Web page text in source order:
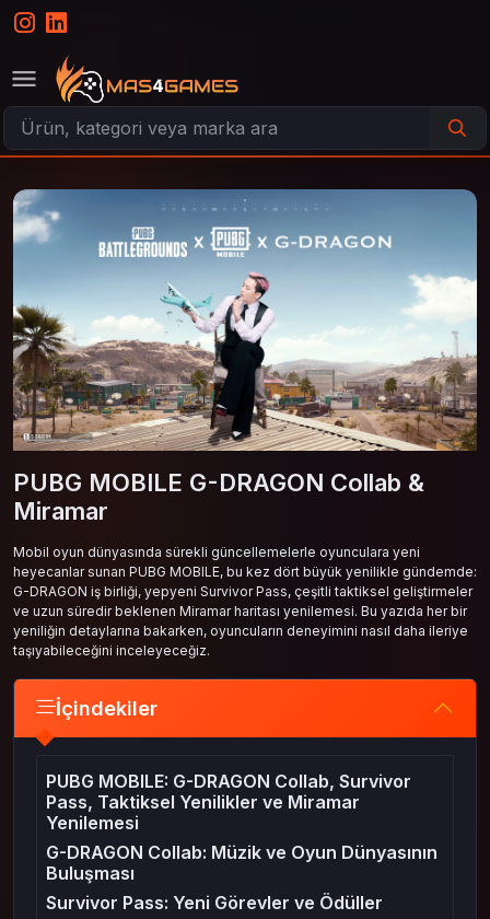
PUBG MOBILE G-DRAGON Collab &
Miramar
Mobil oyun dünyasında sürekli güncellemelerle oyunculara yeni
heyecanlar sunan PUBG MOBILE, bu kez dört büyük yenilikle gündemde:
G-DRAGON iş birliği, yepyeni Survivor Pass, çeşitli taktiksel geliştirmeler
ve uzun süredir beklenen Miramar haritası yenilemesi. Bu yazıda her bir
yeniliğin detaylarına bakarken, oyuncuların deneyimini nasıl daha ileriye
taşıyabileceğini inceleyeceğiz.
İçindekiler
PUBG MOBILE: G-DRAGON Collab, Survivor
Pass, Taktiksel Yenilikler ve Miramar
Yenilemesi
G-DRAGON Collab: Müzik ve Oyun Dünyasının
Buluşması
Survivor Pass: Yeni Görevler ve Ödüller